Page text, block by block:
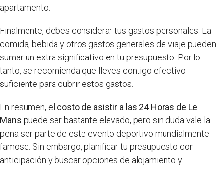
apartamento.
Finalmente, debes considerar tus gastos personales. La
comida, bebida y otros gastos generales de viaje pueden
sumar un extra significativo en tu presupuesto. Por lo
tanto, se recomienda que lleves contigo efectivo
suficiente para cubrir estos gastos.
En resumen, el costo de asistir a las 24 Horas de Le
Mans puede ser bastante elevado, pero sin duda vale la
pena ser parte de este evento deportivo mundialmente
famoso. Sin embargo, planificar tu presupuesto con
anticipación y buscar opciones de alojamiento y